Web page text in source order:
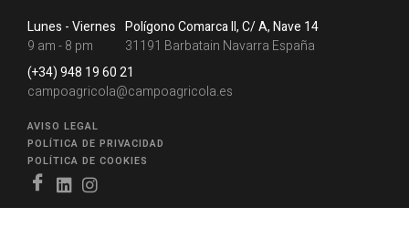
Lunes - Viernes
9 am - 8 pm
Polígono Comarca II, C/ A, Nave 14
31191 Barbatain Navarra España
(+34) 948 19 60 21
campoagricola@campoagricola.es
AVISO LEGAL
POLÍTICA DE PRIVACIDAD
POLÍTICA DE COOKIES